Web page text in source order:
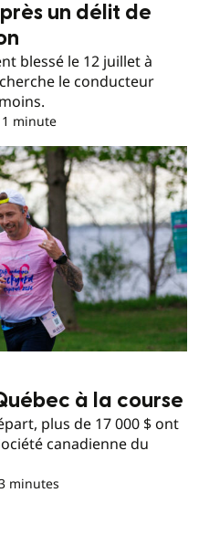
un délit de
blessé le 12 juillet à
le conducteur
minute
à la course
plus de 17 000 $ ont
canadienne du
minutes